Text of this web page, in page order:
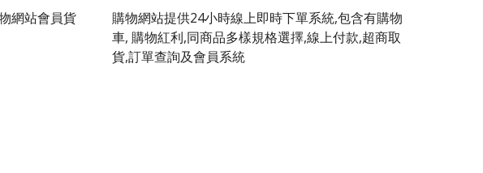
網站會員貨
購物網站提供24小時線上即時下單系統,包含有購物
車, 購物紅利,同商品多樣規格選擇,線上付款,超商取
貨,訂單查詢及會員系統